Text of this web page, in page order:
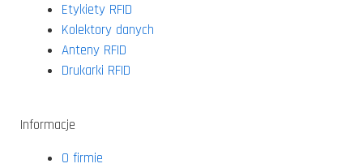
Etykiety RFID
Kolektory danych
Anteny RFID
Drukarki RFID
Informacje
O firmie